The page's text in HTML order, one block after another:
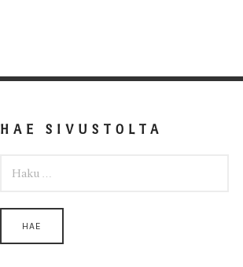
HAE SIVUSTOLTA